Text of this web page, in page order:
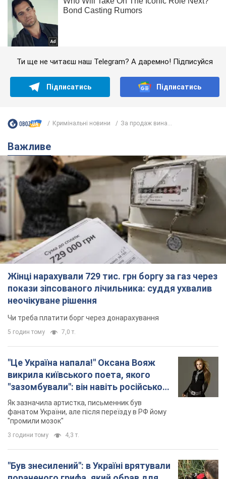
Ти ще не читаєш наш Telegram? А даремно! Підписуйся
Підписатись Підписатись
Кримінальні новини За продаж вина...
Важливе
Жінці нарахували 729 тис. грн боргу за газ через
покази зіпсованого лічильника: суддя ухвалив
неочікуване рішення
Чи треба платити борг через донарахування
5 годин тому 7,0 т.
"Це Україна напала!" Оксана Вояж
викрила київського поета, якого
"зазомбували": він навіть російської
не знав, а тепер хоче геноциду
українців
Як зазначила артистка, письменник був
фанатом України, але після переїзду в РФ йому
"промили мозок"
3 години тому 4,3 т.
"Був знесилений": в Україні врятували